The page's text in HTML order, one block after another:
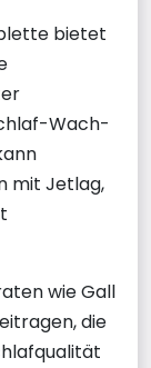
bietet
Wach-
mit Jetlag,
wie Gall
die